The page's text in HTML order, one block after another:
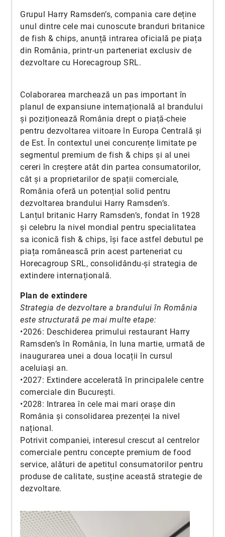
Grupul Harry Ramsden’s, compania care deține
unul dintre cele mai cunoscute branduri britanice
de fish & chips, anunță intrarea oficială pe piața
din România, printr-un parteneriat exclusiv de
dezvoltare cu Horecagroup SRL.
Colaborarea marchează un pas important în
planul de expansiune internațională al brandului
și poziționează România drept o piață-cheie
pentru dezvoltarea viitoare în Europa Centrală și
de Est. În contextul unei concurențe limitate pe
segmentul premium de fish & chips și al unei
cereri în creștere atât din partea consumatorilor,
cât și a proprietarilor de spații comerciale,
România oferă un potențial solid pentru
dezvoltarea brandului Harry Ramsden’s.
Lanțul britanic Harry Ramsden’s, fondat în 1928
și celebru la nivel mondial pentru specialitatea
sa iconică fish & chips, își face astfel debutul pe
piața românească prin acest parteneriat cu
Horecagroup SRL, consolidându-și strategia de
extindere internațională.
Plan de extindere
Strategia de dezvoltare a brandului în România
este structurată pe mai multe etape:
•2026: Deschiderea primului restaurant Harry
Ramsden’s în România, în luna martie, urmată de
inaugurarea unei a doua locații în cursul
aceluiași an.
•2027: Extindere accelerată în principalele centre
comerciale din București.
•2028: Intrarea în cele mai mari orașe din
România și consolidarea prezenței la nivel
național.
Potrivit companiei, interesul crescut al centrelor
comerciale pentru concepte premium de food
service, alături de apetitul consumatorilor pentru
produse de calitate, susține această strategie de
dezvoltare.